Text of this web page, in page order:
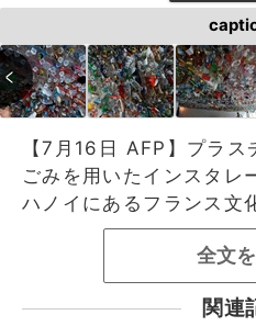
【7月16日 AFP】プラ
ごみを用いたインスタレ
ハノイにあるフランス文
全文
関連